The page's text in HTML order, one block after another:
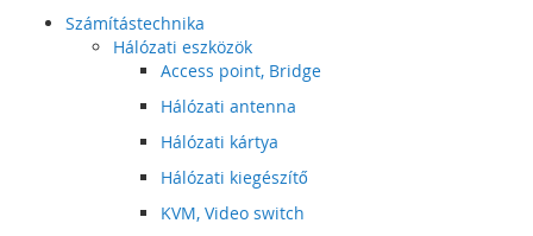
Számítástechnika
Hálózati eszközök
Access point, Bridge
Hálózati antenna
Hálózati kártya
Hálózati kiegészítő
KVM, Video switch